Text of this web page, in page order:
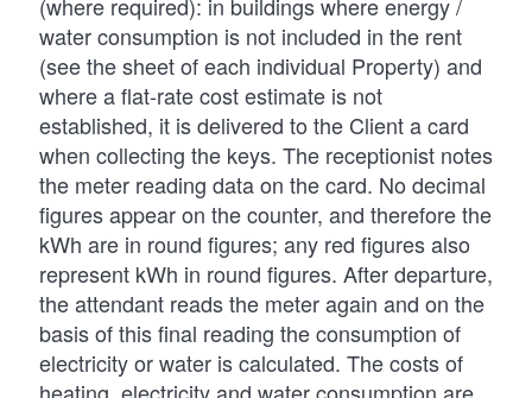
water consumption is not included in the rent
(see the sheet of each individual Property) and
where a flat-rate cost estimate is not
established, it is delivered to the Client a card
when collecting the keys. The receptionist notes
the meter reading data on the card. No decimal
figures appear on the counter, and therefore the
kWh are in round figures; any red figures also
represent kWh in round figures. After departure,
the attendant reads the meter again and on the
basis of this final reading the consumption of
electricity or water is calculated. The costs of